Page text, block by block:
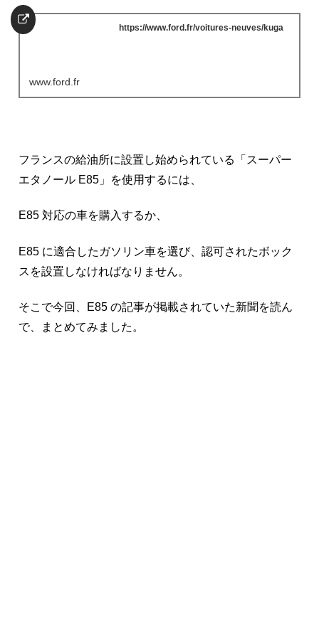
https://www.ford.fr/voitures-neuves/kuga
www.ford.fr
フランスの給油所に設置し始められている「スーパー
エタノール E85」を使用するには、
E85 対応の車を購入するか、
E85 に適合したガソリン車を選び、認可されたボック
スを設置しなければなりません。
そこで今回、E85 の記事が掲載されていた新聞を読ん
で、まとめてみました。